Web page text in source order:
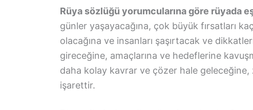
Rüya sözlüğü yorumcularına göre rüyada
günler yaşayacağına, çok büyük fırsatları
olacağına ve insanları şaşırtacak ve
gireceğine, amaçlarına ve hedeflerine
daha kolay kavrar ve çözer hale
işarettir.